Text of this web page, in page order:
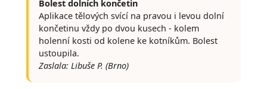
Bolest dolních končetin
Aplikace tělových svící na pravou i levou dolní
končetinu vždy po dvou kusech - kolem
holenní kosti od kolene ke kotníkům. Bolest
ustoupila.
Zaslala: Libuše P. (Brno)